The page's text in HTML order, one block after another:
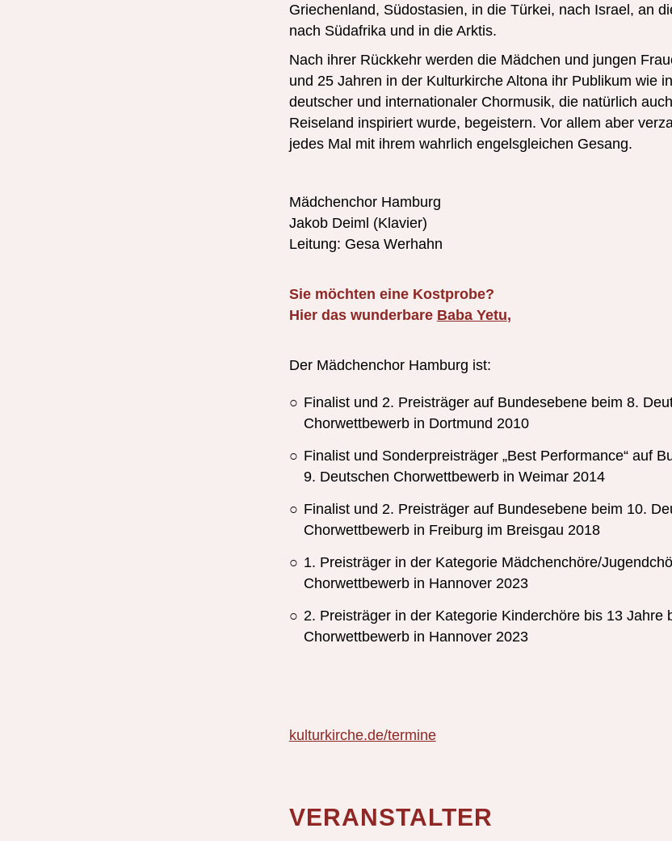
Griechenland, Südostasien, in die Türkei, nach Israel, an
nach Südafrika und in die Arktis.
Nach ihrer Rückkehr werden die Mädchen und jungen
und 25 Jahren in der Kulturkirche Altona ihr Publikum wie
deutscher und internationaler Chormusik, die natürlich
Reiseland inspiriert wurde, begeistern. Vor allem aber
jedes Mal mit ihrem wahrlich engelsgleichen Gesang.
Mädchenchor Hamburg
Jakob Deiml (Klavier)
Leitung: Gesa Werhahn
Sie möchten eine Kostprobe?
Hier das wunderbare Baba Yetu,
Der Mädchenchor Hamburg ist:
Finalist und 2. Preisträger auf Bundesebene beim 8.
Chorwettbewerb in Dortmund 2010
Finalist und Sonderpreisträger „Best Performance“ auf
9. Deutschen Chorwettbewerb in Weimar 2014
Finalist und 2. Preisträger auf Bundesebene beim 10.
Chorwettbewerb in Freiburg im Breisgau 2018
1. Preisträger in der Kategorie Mädchenchöre/
Chorwettbewerb in Hannover 2023
2. Preisträger in der Kategorie Kinderchöre bis 13 Jahre
Chorwettbewerb in Hannover 2023
kulturkirche.de/termine
VERANSTALTER